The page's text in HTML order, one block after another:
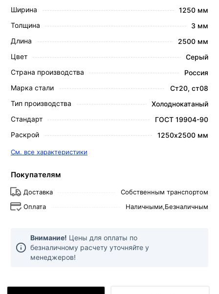
Ширина
1250 мм
Толщина
3 мм
Длина
2500 мм
Цвет
Серый
Страна производства
Россия
Марка стали
Ст20, ст08
Тип производства
Холоднокатаный
Стандарт
ГОСТ 19904-90
Раскрой
1250х2500 мм
См. все характеристики
Покупателям
Доставка
Собственным транспортом
Оплата
Наличными,Безналичным
Внимание! Цены для оплаты по
безналичному расчету уточняйте у
менеджеров!